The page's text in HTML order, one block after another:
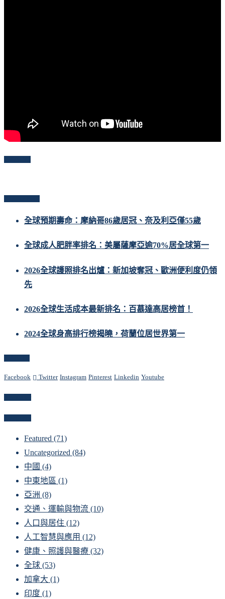
全球預期壽命：摩納哥86歲居冠、奈及利亞僅55歲
全球成人肥胖率排名：美屬薩摩亞逾70%居全球第一
2026全球護照排名出爐：新加坡奪冠、歐洲便利度仍領
先
2026全球生活成本最新排名：百慕達高居榜首！
2024全球身高排行榜揭曉，荷蘭位居世界第一
Facebook Twitter Instagram Pinterest Linkedin Youtube
Featured (71)
Uncategorized (84)
中國 (4)
中東地區 (1)
亞洲 (8)
交通、運輸與物流 (10)
人口與居住 (12)
人工智慧與應用 (12)
健康、照護與醫療 (32)
全球 (53)
加拿大 (1)
印度 (1)